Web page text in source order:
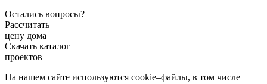
Остались вопросы?
Рассчитать
цену дома
Скачать каталог
проектов
На нашем сайте используются cookie–файлы, в том числе